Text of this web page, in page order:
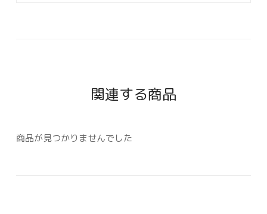
関連する商品
商品が見つかりませんでした